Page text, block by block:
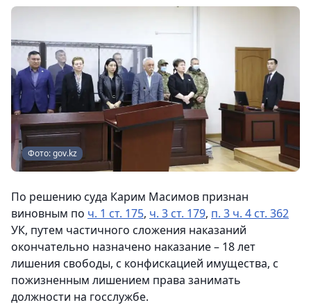
Фото: gov.kz
По решению суда Карим Масимов признан
виновным по ч. 1 ст. 175, ч. 3 ст. 179, п. 3 ч. 4 ст. 362
УК, путем частичного сложения наказаний
окончательно назначено наказание – 18 лет
лишения свободы, с конфискацией имущества, с
пожизненным лишением права занимать
должности на госслужбе.